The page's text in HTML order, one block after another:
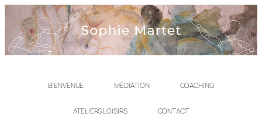
BIENVENUE MÉDIATION COACHING
ATELIERS LOISIRS CONTACT